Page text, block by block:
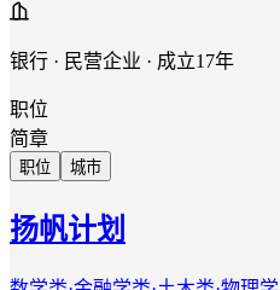
银行 · 民营企业 · 成立17年
职位
简章
职位 城市
扬帆计划